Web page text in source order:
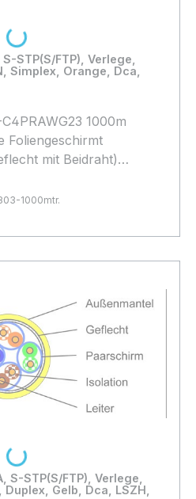
FTP), Verlege,
Simplex, Orange, Dca,
1000m
Foliengeschirmt
mit Beidraht)
Dca
1000mtr.
FTP), Verlege,
Gelb, Dca, LSZH,